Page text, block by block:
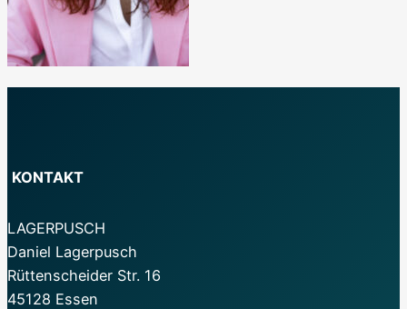
KONTAKT
LAGERPUSCH
Daniel Lagerpusch
Rüttenscheider Str. 16
45128 Essen